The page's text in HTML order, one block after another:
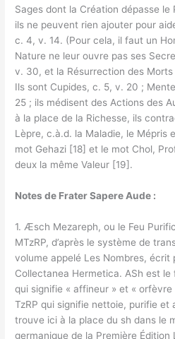
Sages dont la Création dépasse
ils ne peuvent rien ajouter pour
c. 4, v. 14. (Pour cela, il faut un
Nature ne leur ouvre pas ses
v. 30, et la Résurrection des Morts
Ils sont Cupides, c. 5, v. 20 ;
25 ; ils médisent des Actions des
à la place de la Richesse, ils
Lèpre, c.à.d. la Maladie, le Mépris
mot Gehazi [18] et le mot Chol,
deux la même Valeur [19].
Notes de Frater Sapere Aude :
1. Æsch Mezareph, ou le Feu
MTzRP, d’après le système de
volume appelé Les Nombres, écrit
Collectanea Hermetica. ASh est le
qui signifie « affineur » et «
TzRP qui signifie nettoie, purifie et
trouve ici à la place du sh dans le
germanique de la Première Édition